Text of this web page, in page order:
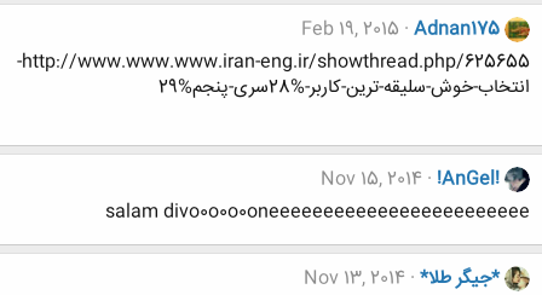
Adnan175
Feb 19, 2015
http://www.www.www.iran-eng.ir/showthread.php/625655-
انتخاب-خوش-سلیقه-ترین-کاربر-%28سری-پنجم%29
!AnGel!
Nov 15, 2014
salam divo0o0o0oneeeeeeeeeeeeeeeeeeeeeeee
*جیگر طلا* Nov 13, 2014